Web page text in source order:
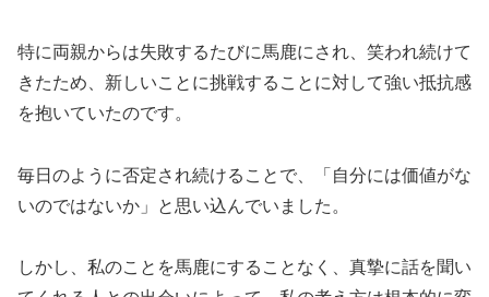
特に両親からは失敗するたびに馬鹿にされ、笑われ続けて
きたため、新しいことに挑戦することに対して強い抵抗感
を抱いていたのです。
毎日のように否定され続けることで、「自分には価値がな
いのではないか」と思い込んでいました。
しかし、私のことを馬鹿にすることなく、真摯に話を聞い